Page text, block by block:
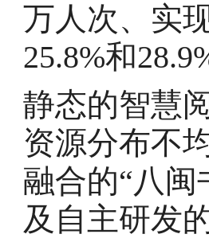
万人次、实
25.8%和
静态的智慧
资源分布不
融合的“八
及自主研发